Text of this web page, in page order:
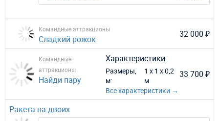
Командные аттракционы
Сладкий рожок 32 000 ₽
Командные
аттракционы
Найди пару
Характеристики
Размеры,
м:
1 х 1 х 0,2
м
Все характеристики →
33 700 ₽
Ракета на двоих